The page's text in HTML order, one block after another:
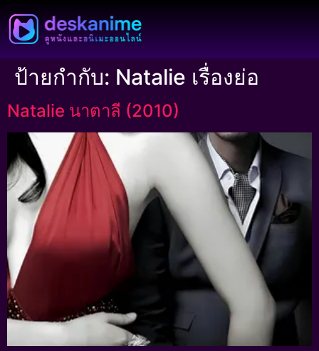
ป้ายกำกับ: Natalie เรื่องย่อ
Natalie นาตาลี (2010)